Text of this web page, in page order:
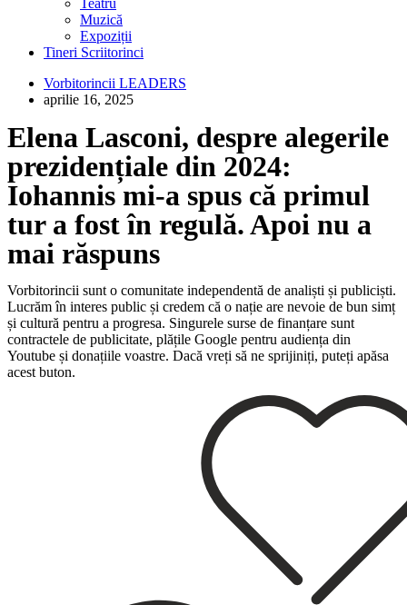
Teatru
Muzică
Expoziții
Tineri Scriitorinci
Vorbitorincii LEADERS
aprilie 16, 2025
Elena Lasconi, despre alegerile
prezidențiale din 2024:
Iohannis mi-a spus că primul
tur a fost în regulă. Apoi nu a
mai răspuns
Vorbitorincii sunt o comunitate independentă de analiști și publiciști.
Lucrăm în interes public și credem că o nație are nevoie de bun simț
și cultură pentru a progresa. Singurele surse de finanțare sunt
contractele de publicitate, plățile Google pentru audiența din
Youtube și donațiile voastre. Dacă vreți să ne sprijiniți, puteți apăsa
acest buton.